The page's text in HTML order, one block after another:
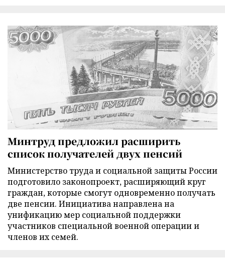
Минтруд предложил расширить
список получателей двух пенсий
Министерство труда и социальной защиты России
подготовило законопроект, расширяющий круг
граждан, которые смогут одновременно получать
две пенсии. Инициатива направлена на
унификацию мер социальной поддержки
участников специальной военной операции и
членов их семей.